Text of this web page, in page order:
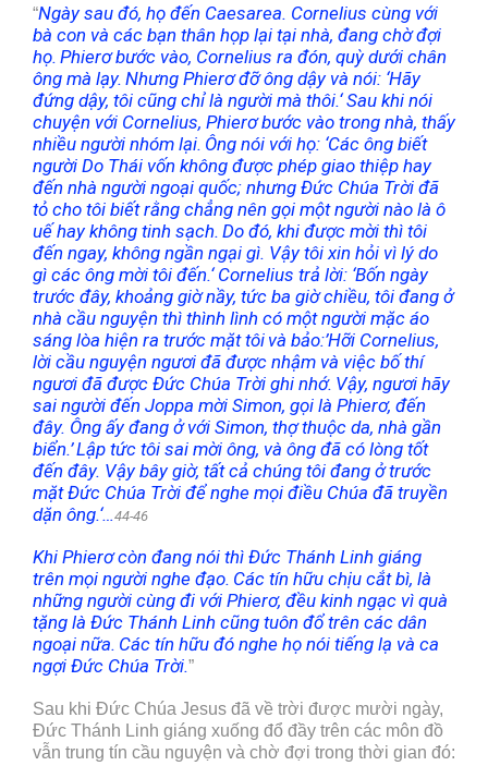
“Ngày sau đó, họ đến Caesarea. Cornelius cùng với
bà con và các bạn thân họp lại tại nhà, đang chờ đợi
họ. Phierơ bước vào, Cornelius ra đón, quỳ dưới chân
ông mà lạy. Nhưng Phierơ đỡ ông dậy và nói: ‘Hãy
đứng dậy, tôi cũng chỉ là người mà thôi.‘Sau khi nói
chuyện với Cornelius, Phierơ bước vào trong nhà, thấy
nhiều người nhóm lại. Ông nói với họ: ‘Các ông biết
người Do Thái vốn không được phép giao thiệp hay
đến nhà người ngoại quốc; nhưng Đức Chúa Trời đã
tỏ cho tôi biết rằng chẳng nên gọi một người nào là ô
uế hay không tinh sạch. Do đó, khi được mời thì tôi
đến ngay, không ngần ngại gì. Vậy tôi xin hỏi vì lý do
gì các ông mời tôi đến.‘ Cornelius trả lời: ‘Bốn ngày
trước đây, khoảng giờ nầy, tức ba giờ chiều, tôi đang ở
nhà cầu nguyện thì thình lình có một người mặc áo
sáng lòa hiện ra trước mặt tôi và bảo:’Hỡi Cornelius,
lời cầu nguyện ngươi đã được nhậm và việc bố thí
ngươi đã được Đức Chúa Trời ghi nhớ. Vậy, ngươi hãy
sai người đến Joppa mời Simon, gọi là Phierơ, đến
đây. Ông ấy đang ở với Simon, thợ thuộc da, nhà gần
biển.’Lập tức tôi sai mời ông, và ông đã có lòng tốt
đến đây. Vậy bây giờ, tất cả chúng tôi đang ở trước
mặt Đức Chúa Trời để nghe mọi điều Chúa đã truyền
dặn ông.‘…44-46
Khi Phierơ còn đang nói thì Đức Thánh Linh giáng
trên mọi người nghe đạo. Các tín hữu chịu cắt bì, là
những người cùng đi với Phierơ, đều kinh ngạc vì quà
tặng là Đức Thánh Linh cũng tuôn đổ trên các dân
ngoại nữa. Các tín hữu đó nghe họ nói tiếng lạ và ca
ngợi Đức Chúa Trời.”
Sau khi Đức Chúa Jesus đã về trời được mười ngày,
Đức Thánh Linh giáng xuống đổ đầy trên các môn đồ
vẫn trung tín cầu nguyện và chờ đợi trong thời gian đó: